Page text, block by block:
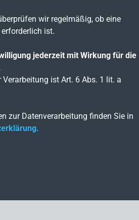
wir regelmäßig, ob eine
ist.
jederzeit mit Wirkung für die
Verarbeitung ist Art. 6 Abs. 1 lit. a
zur Datenverarbeitung finden Sie in